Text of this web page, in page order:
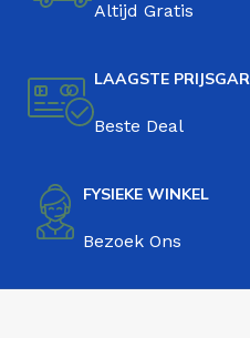
Altijd Gratis
LAAGSTE
Beste Deal
FYSIEKE WINKEL
Bezoek Ons